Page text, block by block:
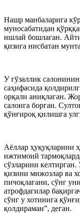
Нашр манбаларига
муносабатидан
ишлай бошлаган.
қизига нисбатан
У гўзаллик
саҳифасида
орқали аниқлаган.
салонга борган.
қўнғироқ қилишга
Аёллар ҳуқуқларини
ижтимоий
сўзларини
қизини мижозлар ва
пичоқлагани, сўнг
атрофдагилар
сўнг у хотинига
қолдираман”, деган.